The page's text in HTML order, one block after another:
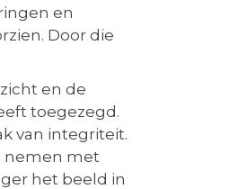
en
Door die
en de
toegezegd.
van integriteit.
nemen met
het beeld in